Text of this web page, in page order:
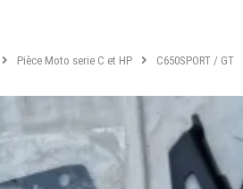
Pièce Moto serie C et HP C650SPORT / GT